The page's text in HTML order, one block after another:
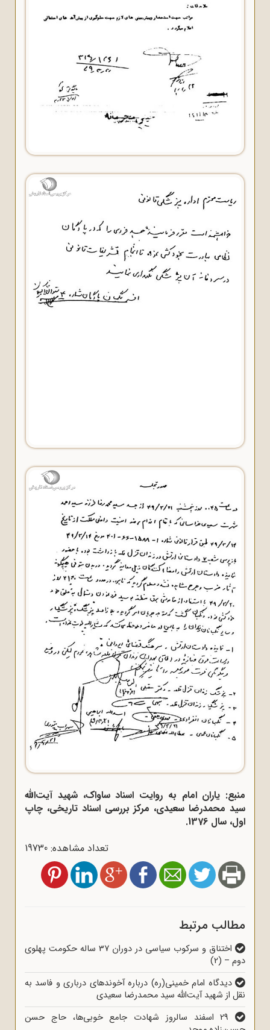
منبع: یاران امام به روایت اسناد ساواک، شهید آیت‌الله
سید محمدرضا سعیدی، مرکز بررسی اسناد تاریخی، چاپ
اول، سال 1376.
تعداد مشاهده: 19730
مطالب مرتبط
اختناق و سرکوب سیاسی در دوران 37 ساله حکومت پهلوی
دوم – (2)
دیدگاه امام خمینی(ره) درباره آخوندهای درباری و فاسد به
نقل از شهید آیت‌الله سید محمدرضا سعیدی
29 اسفند سالروز شهادت جامع خوبی‌ها، حاج حسن